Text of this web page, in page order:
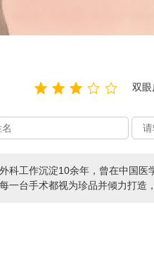
双眼
科工作沉淀10余年，曾在中国
一台手术都视为珍品并倾力打造